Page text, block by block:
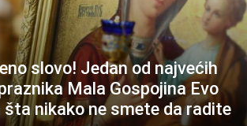
slovo! Jedan od najvećih
Mala Gospojina Evo
nikako ne smete da radite